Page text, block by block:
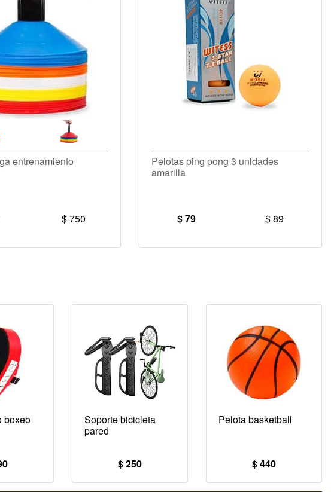
entrenamiento
$ 750
Pelotas ping pong 3 unidades
amarilla
$ 79 $ 89
boxeo
Soporte bicicleta
pared
$ 250
Pelota basketball
$ 440